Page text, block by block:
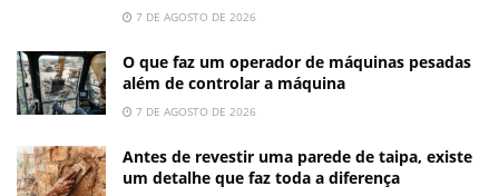
7 DE AGOSTO DE 2026
O que faz um operador de máquinas pesadas
além de controlar a máquina
7 DE AGOSTO DE 2026
Antes de revestir uma parede de taipa, existe
um detalhe que faz toda a diferença